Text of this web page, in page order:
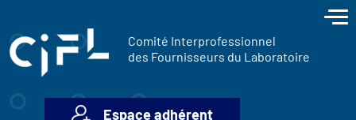
Comité Interprofessionnel
des Fournisseurs du Laboratoire
Espace adhérent